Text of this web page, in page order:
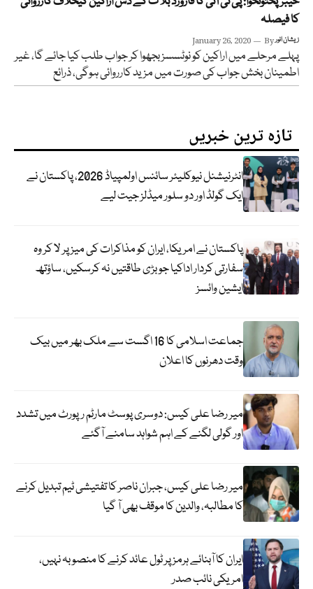
کا فیصلہ
January 26, 2020 Byزیشان انور
پہلے مرحلے میں اراکین کو نوٹسسز بجھوا کر جواب طلب کیا جائے گا، غیر
اطمینان بخش جواب کی صورت میں مزید کارروائی ہوگی، ذرائع
تازہ ترین خبریں
انٹرنیشنل نیوکلیئر سائنس اولمپیاڈ 2026، پاکستان نے
ایک گولڈ اور دو سلور میڈلز جیت لیے
پاکستان نے امریکا، ایران کو مذاکرات کی میز پر لا کر وہ
سفارتی کردار اداکیا جو بڑی طاقتیں نہ کرسکیں، ساؤتھ
ایشین وائسز
جماعت اسلامی کا 16 اگست سے ملک بھر میں بیک
وقت دھرنوں کا اعلان
میر رضا علی کیس: دوسری پوسٹ مارٹم رپورٹ میں تشدد
اور گولی لگنے کے اہم شواہد سامنے آگئے
میر رضا علی کیس، جبران ناصر کا تفتیشی ٹیم تبدیل کرنے
کا مطالبہ، والدین کا موقف بھی آ گیا
ایران کا آبنائے ہرمز پر ٹول عائد کرنے کا منصوبہ نہیں،
امریکی نائب صدر